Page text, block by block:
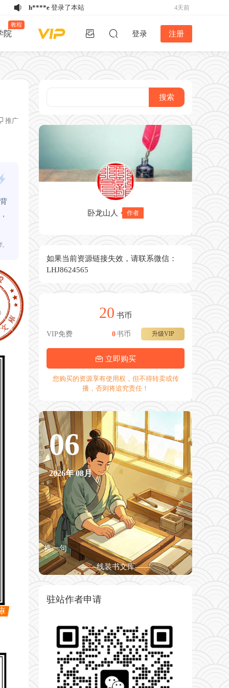
院
教程
登录 注册
h****e 登录了本站 4天前
活动
w*******购买了资源 《备急灸方》结缘
活动
4天前
w*******购买了资源《备急灸方》结缘
4天前
V4.2版丨2024年12月26日最新版！！
u*******
w******* 购买了资源 《备急灸方》结缘
活动
3天前
h****e
家谱排版软件谱公
推广
卧龙山人 作者
如果当前资源链接失效，请联系微信：
LHJ8624565
20 书币
VIP免费 升级VIP
0书币
立即购买
您购买的资源享有使用权，但不得转卖或传
播，否则将追究责任！
06
2026年 08月
正是江南好风景，落花时节又逢君。——唐·杜甫《江南逢李龟年》
换一句
——线装书文库——
驻站作者申请